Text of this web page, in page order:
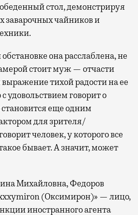
обеденный стол, демонстрируя
заварочных чайников и
она расслаблена, не
стоит муж — отчасти
тихой радости на ее
удовольствием говорит о
становится еще одним
для зрителя/
человек, у которого все
бывает. А значит, может
Михайловна, Федоров
(Оксимирон)» — лицо,
иностранного агента